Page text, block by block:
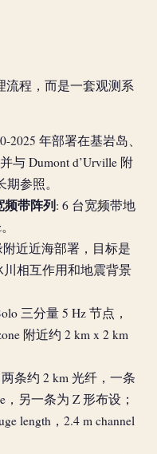
流程，而是一套观测系
2025 年部署在基岩岛、
与 Dumont d’Urville 附
参照。
频带阵列: 6 台宽频带地
近近海部署，目标是
相互作用和地震背景
三分量 5 Hz 节点，
附近约 2 km x 2 km
两条约 2 km 光纤，一条
另一条为 Z 形布设；
length，2.4 m channel